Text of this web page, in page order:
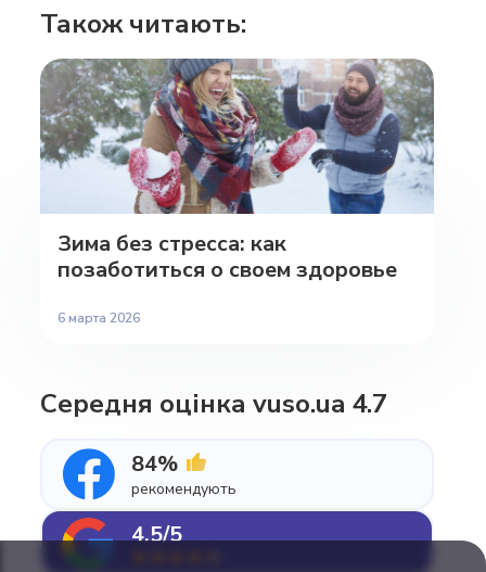
Також читають:
Зима без стресса: как
позаботиться о своем здоровье
6 марта 2026
Середня оцінка vuso.ua 4.7
84%
рекомендують
4.5/5